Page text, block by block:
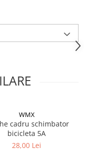
WMX
cadru schimbator
bicicleta 5A
28,00 Lei